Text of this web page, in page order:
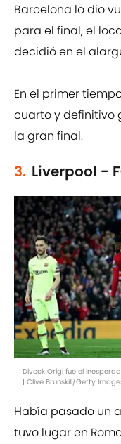
Barcelona lo dio
para el final, el
decidió en el
En el primer
cuarto y definitivo
la gran final.
3. Liverpool -
Divock Origi fue el
| Clive Brunskill/Getty
Había pasado un
tuvo lugar en